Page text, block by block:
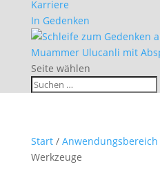
Karriere
In Gedenken
Seite wählen
Start/ Anwendungsbereich
Werkzeuge